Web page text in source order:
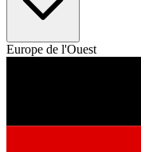
Europe de l'Ouest